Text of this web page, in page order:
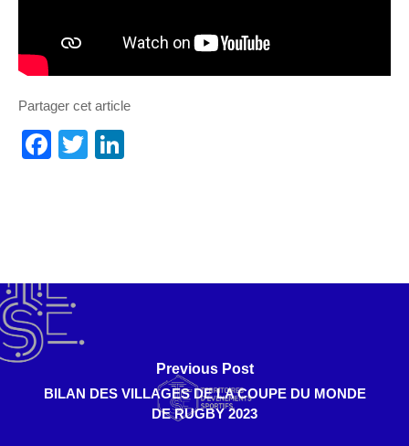
Partager cet article
Facebook
Twitter
Previous Post
BILAN DES VILLAGES DE LA COUPE DU MONDE
DE RUGBY 2023